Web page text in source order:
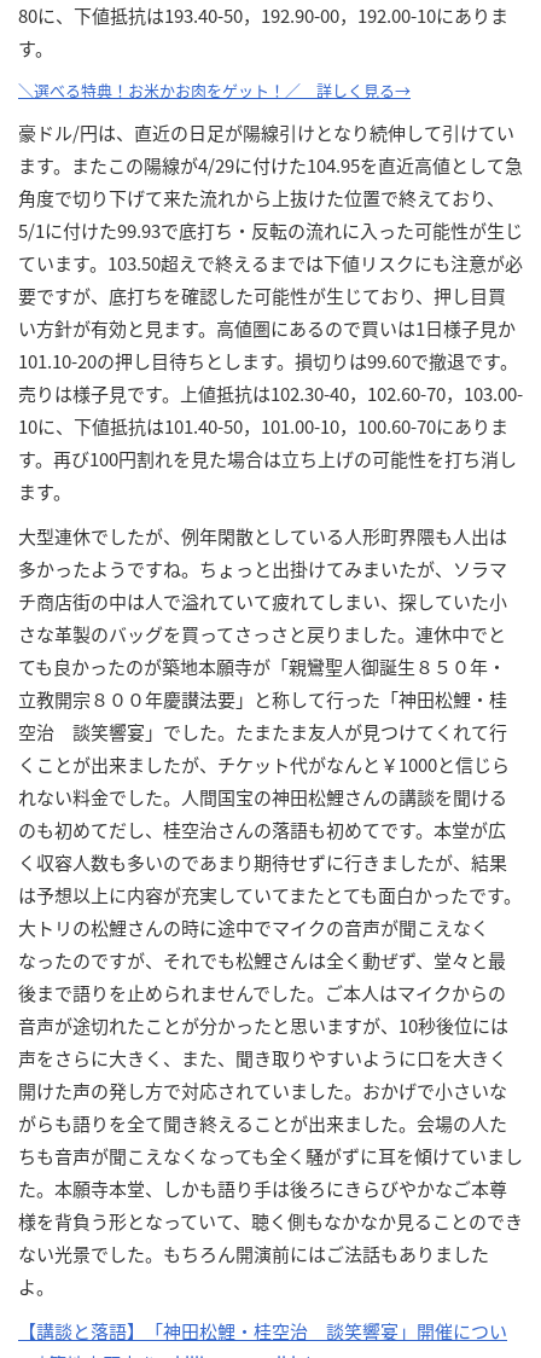
80に、下値抵抗は193.40-50，192.90-00，192.00-10にありま
す。
＼選べる特典！お米かお肉をゲット！／ 詳しく見る→
豪ドル/円は、直近の日足が陽線引けとなり続伸して引けてい
ます。またこの陽線が4/29に付けた104.95を直近高値として急
角度で切り下げて来た流れから上抜けた位置で終えており、
5/1に付けた99.93で底打ち・反転の流れに入った可能性が生じ
ています。103.50超えで終えるまでは下値リスクにも注意が必
要ですが、底打ちを確認した可能性が生じており、押し目買
い方針が有効と見ます。高値圏にあるので買いは1日様子見か
101.10-20の押し目待ちとします。損切りは99.60で撤退です。
売りは様子見です。上値抵抗は102.30-40，102.60-70，103.00-
10に、下値抵抗は101.40-50，101.00-10，100.60-70にありま
す。再び100円割れを見た場合は立ち上げの可能性を打ち消し
ます。
大型連休でしたが、例年閑散としている人形町界隈も人出は
多かったようですね。ちょっと出掛けてみまいたが、ソラマ
チ商店街の中は人で溢れていて疲れてしまい、探していた小
さな革製のバッグを買ってさっさと戻りました。連休中でと
ても良かったのが築地本願寺が「親鸞聖人御誕生８５０年・
立教開宗８００年慶讃法要」と称して行った「神田松鯉・桂
空治 談笑響宴」でした。たまたま友人が見つけてくれて行
くことが出来ましたが、チケット代がなんと￥1000と信じら
れない料金でした。人間国宝の神田松鯉さんの講談を聞ける
のも初めてだし、桂空治さんの落語も初めてです。本堂が広
く収容人数も多いのであまり期待せずに行きましたが、結果
は予想以上に内容が充実していてまたとても面白かったです。
大トリの松鯉さんの時に途中でマイクの音声が聞こえなく
なったのですが、それでも松鯉さんは全く動ぜず、堂々と最
後まで語りを止められませんでした。ご本人はマイクからの
音声が途切れたことが分かったと思いますが、10秒後位には
声をさらに大きく、また、聞き取りやすいように口を大きく
開けた声の発し方で対応されていました。おかげで小さいな
がらも語りを全て聞き終えることが出来ました。会場の人た
ちも音声が聞こえなくなっても全く騒がずに耳を傾けていまし
た。本願寺本堂、しかも語り手は後ろにきらびやかなご本尊
様を背負う形となっていて、聴く側もなかなか見ることのでき
ない光景でした。もちろん開演前にはご法話もありました
よ。
【講談と落語】「神田松鯉・桂空治 談笑響宴」開催につい